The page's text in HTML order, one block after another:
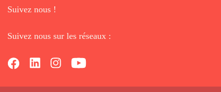
Suivez nous !
Suivez nous sur les réseaux :